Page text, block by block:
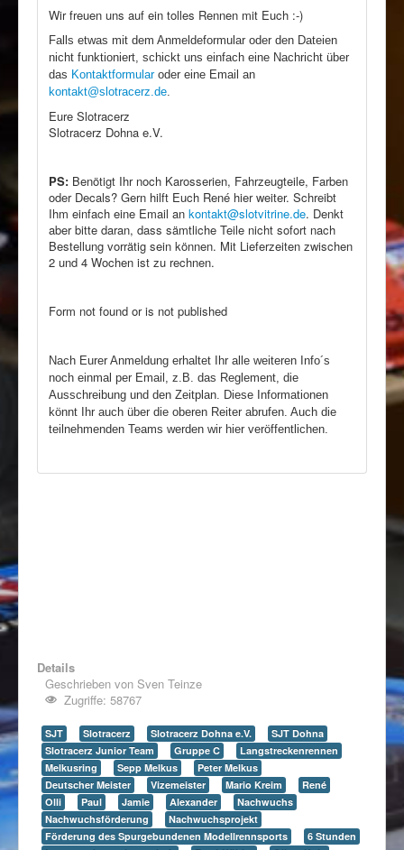
Wir freuen uns auf ein tolles Rennen mit Euch :-)
Falls etwas mit dem Anmeldeformular oder den Dateien
nicht funktioniert, schickt uns einfach eine Nachricht über
das Kontaktformularoder eine Email an
kontakt@slotracerz.de
Eure Slotracerz
Slotracerz Dohna e.V.
PS: Benötigt Ihr noch Karosserien, Fahrzeugteile, Farben
oder Decals? Gern hilft Euch René hier weiter. Schreibt
Ihm einfach eine Email an kontakt@slotvitrine.de. Denkt
aber bitte daran, dass sämtliche Teile nicht sofort nach
Bestellung vorrätig sein können. Mit Lieferzeiten zwischen
2 und 4 Wochen ist zu rechnen.
Form not found or is not published
Nach Eurer Anmeldung erhaltet Ihr alle weiteren Info´s
noch einmal per Email, z.B. das Reglement, die
Ausschreibung und den Zeitplan. Diese Informationen
könnt Ihr auch über die oberen Reiter abrufen. Auch die
teilnehmenden Teams werden wir hier veröffentlichen.
Details
Geschrieben von Sven Teinze
Zugriffe: 58767
SJT Slotracerz Slotracerz Dohna e.V.
SJT Dohna
Slotracerz Junior Team
Gruppe C
Langstreckenrennen
Melkusring
Sepp Melkus
Peter Melkus
Deutscher Meister
Vizemeister Mario Kreim
René
Olli
Paul Jamie Alexander
Nachwuchs
Nachwuchsförderung
Nachwuchsprojekt
Förderung des Spurgebundenen Modellrennsports
6 Stunden